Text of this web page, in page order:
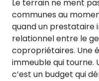
Le terrain ne ment
communes au
quand un prestataire
relationnel entre le
copropriétaires. Une
immeuble qui tourne.
c’est un budget qui